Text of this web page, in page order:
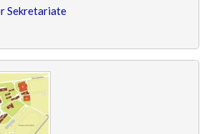
Sekretariate